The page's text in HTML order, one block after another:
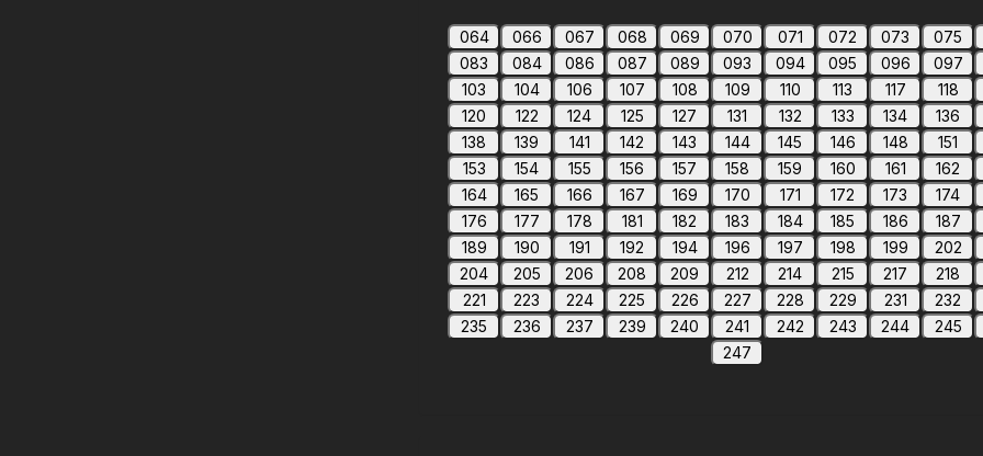
064 066 067 068 069 070 071 072 073
075
083
084 086 087 089 093 094 095 096
097
103
104 106 107 108 109 110 113 117
118
120
122 124 125 127 131 132 133 134
136
138
139 141 142 143 144 145 146 148
151
153
154 155 156 157 158 159 160 161
162
164
165 166 167 169 170 171 172 173
174
176
177 178 181 182 183 184 185 186
187
189
190 191 192 194 196 197 198 199
202
204
205 206 208 209 212 214 215 217
218
221
223 224 225 226 227 228 229 231
232
235
236 237 239 240 241 242 243 244
245
247